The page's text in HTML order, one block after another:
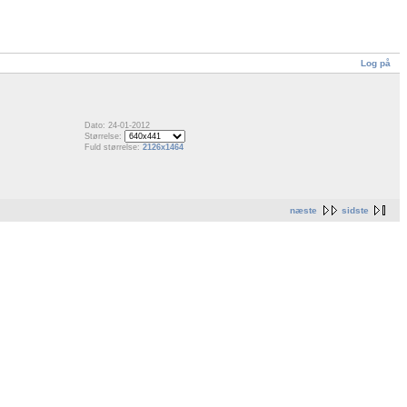
Log på
Dato: 24-01-2012
Størrelse:
Fuld størrelse: 2126x1464
næste sidste